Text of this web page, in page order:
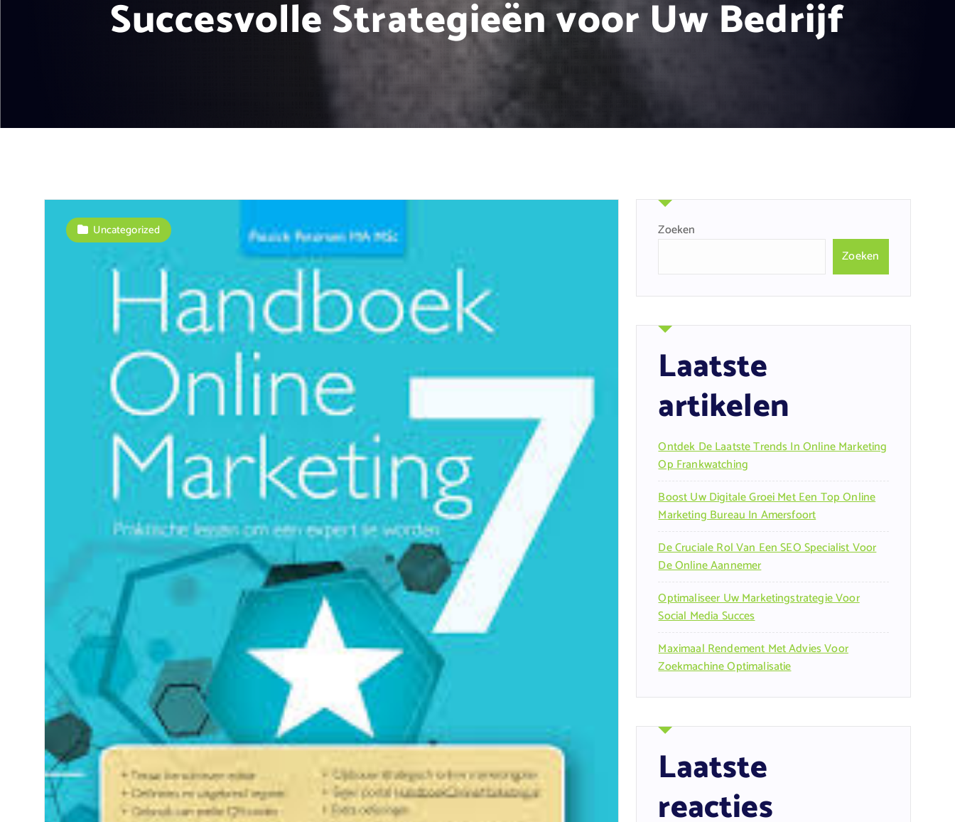
Succesvolle Strategieën voor Uw Bedrijf
Uncategorized
Zoeken
Zoeken
Laatste
artikelen
Ontdek De Laatste Trends In Online Marketing
Op Frankwatching
Boost Uw Digitale Groei Met Een Top Online
Marketing Bureau In Amersfoort
De Cruciale Rol Van Een SEO Specialist Voor
De Online Aannemer
Optimaliseer Uw Marketingstrategie Voor
Social Media Succes
Maximaal Rendement Met Advies Voor
Zoekmachine Optimalisatie
Laatste
reacties